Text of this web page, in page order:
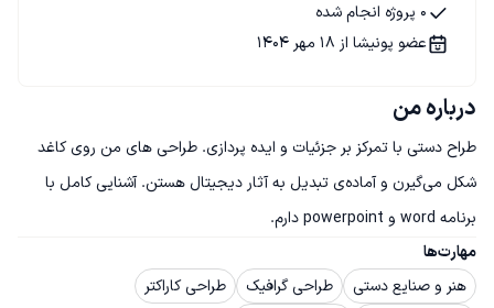
درباره من
طراح دستی با تمرکز بر جزئیات و ایده پردازی. طراحی های من روی کاغد
شکل می‌گیرن و آماد‌ه‌ی تبدیل به آثار دیجیتال هستن. آشنایی کامل با
برنامه word و powerpoint دارم.
مهارت‌ها
هنر و صنایع دستی
طراحی گرافیک
طراحی کاراکتر
0 پروژه انجام شده
عضو پونیشا از 18 مهر 1404